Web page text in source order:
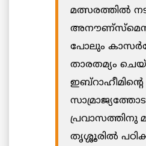
മത്സരത്തിൽ
പോലും
താരതമ്യം
ഇബ്‌റാഹീമിന്റെ
പ്രവാസത്തിനു
തൃശ്ശൂരിൽ